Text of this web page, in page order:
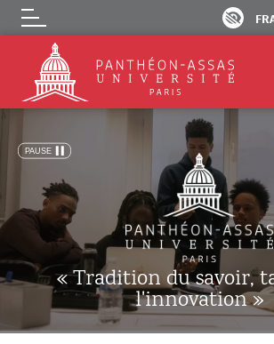
Logo
« Tradition du savoir,
l'innovation »